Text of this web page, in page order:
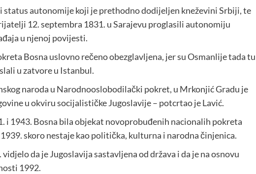
status autonomije koji je prethodno dodijeljen kneževini Srbiji, te
12. septembra 1831. u Sarajevu proglasili autonomiju
u njenoj povijesti.
Bosna uslovno rečeno obezglavljena, jer su Osmanlije tada tu
u zatvore u Istanbul.
naroda u Narodnooslobodilački pokret, u Mrkonjić Gradu je
u okviru socijalističke Jugoslavije – potcrtao je Lavić.
i 1943. Bosna bila objekat novoprobuđenih nacionalih pokreta
skoro nestaje kao politička, kulturna i narodna činjenica.
vidjelo da je Jugoslavija sastavljena od država i da je na osnovu
1992.